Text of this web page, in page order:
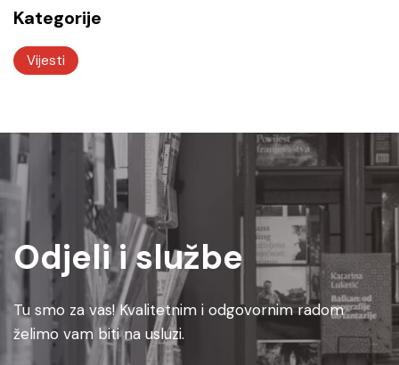
Kategorije
Vijesti
Odjeli i službe
Tu smo za vas! Kvalitetnim i odgovornim radom
želimo vam biti na usluzi.